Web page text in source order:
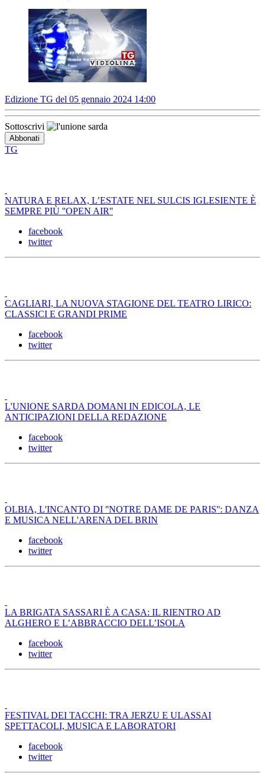
Edizione TG del 05 gennaio 2024 14:00
Sottoscrivi
TG
NATURA E RELAX, L’ESTATE NEL SULCIS IGLESIENTE È
SEMPRE PIÙ ''OPEN AIR''
facebook
twitter
CAGLIARI, LA NUOVA STAGIONE DEL TEATRO LIRICO:
CLASSICI E GRANDI PRIME
facebook
twitter
L'UNIONE SARDA DOMANI IN EDICOLA, LE
ANTICIPAZIONI DELLA REDAZIONE
facebook
twitter
OLBIA, L'INCANTO DI ''NOTRE DAME DE PARIS'': DANZA
E MUSICA NELL'ARENA DEL BRIN
facebook
twitter
LA BRIGATA SASSARI È A CASA: IL RIENTRO AD
ALGHERO E L’ABBRACCIO DELL’ISOLA
facebook
twitter
FESTIVAL DEI TACCHI: TRA JERZU E ULASSAI
SPETTACOLI, MUSICA E LABORATORI
facebook
twitter